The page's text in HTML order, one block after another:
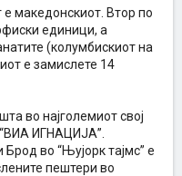
е македонскиот. Втор по
единици, а
(колумбискиот на
е замислете 14
во најголемиот свој
ИГНАЦИЈА”.
во “Њујорк тајмс” е
пештери во